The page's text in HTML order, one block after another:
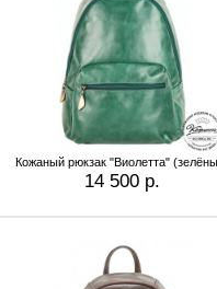
Кожаный рюкзак "Виолетта"
14 500 р.